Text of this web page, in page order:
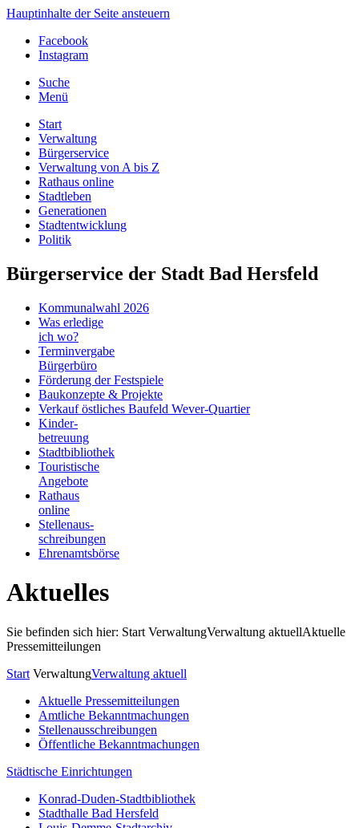
Hauptinhalte der Seite ansteuern
Facebook
Instagram
Suche
Menü
Start
Verwaltung
Bürgerservice
Verwaltung von A bis Z
Rathaus online
Stadtleben
Generationen
Stadtentwicklung
Politik
Bürgerservice der Stadt Bad Hersfeld
Kommunalwahl 2026
Was erledige
ich wo?
Terminvergabe
Bürgerbüro
Förderung der Festspiele
Baukonzepte & Projekte
Verkauf östliches Baufeld Wever-Quartier
Kinder-
betreuung
Stadtbibliothek
Touristische
Angebote
Rathaus
online
Stellenaus-
schreibungen
Ehrenamtsbörse
Aktuelles
Sie befinden sich hier: Start VerwaltungVerwaltung aktuellAktuelle
Pressemitteilungen
Start VerwaltungVerwaltung aktuell
Aktuelle Pressemitteilungen
Amtliche Bekanntmachungen
Stellenausschreibungen
Öffentliche Bekanntmachungen
Städtische Einrichtungen
Konrad-Duden-Stadtbibliothek
Stadthalle Bad Hersfeld